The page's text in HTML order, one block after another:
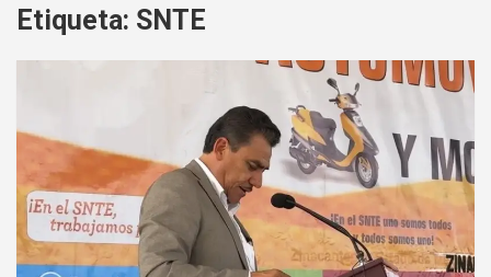
Etiqueta: SNTE